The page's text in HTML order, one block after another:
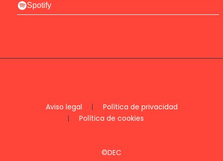
Spotify
Aviso legal
Política de privacidad
Política de cookies
©DEC